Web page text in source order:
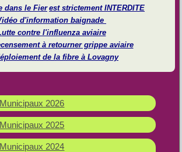
dans le Fier est strictement INTERDITE
d'information baignade
contre l'influenza aviaire
à retourner grippe aviaire
de la fibre à Lovagny
2026
2025
2024